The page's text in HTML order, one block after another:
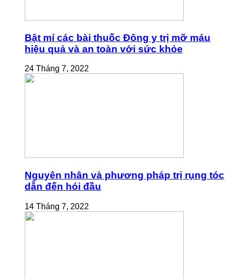
Bật mí các bài thuốc Đông y trị mỡ máu
hiệu quả và an toàn với sức khỏe
24 Tháng 7, 2022
Nguyên nhân và phương pháp trị rụng tóc
dẫn đến hói đầu
14 Tháng 7, 2022